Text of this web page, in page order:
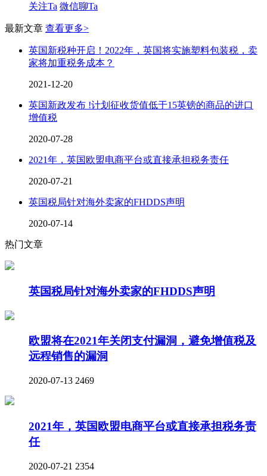
关注Ta 微信聊Ta
最新文章 查看更多>
英国新税种开启！2022年，英国将实施塑料包装税，卖
家将加重税务成本？
2021-12-20
英国新政发布 !计划征收货值低于15英镑的商品的进口
增值税
2020-07-28
2021年，英国欧盟电商平台或直接承担税务责任
2020-07-21
英国税局针对海外卖家的FHDDS声明
2020-07-14
热门文章
英国税局针对海外卖家的FHDDS声明
欧盟将在2021年关闭支付漏洞，避免增值税及
远程销售的漏洞
2020-07-13 2469
2021年，英国欧盟电商平台或直接承担税务责
任
2020-07-21 2354